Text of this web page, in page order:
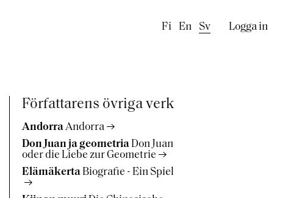
Fi En Sv Logga in
Författarens övriga verk
AndorraAndorra
Don Juan ja geometria Don Juan
oder die Liebe zur Geometrie
Elämäkerta Biografie - Ein Spiel